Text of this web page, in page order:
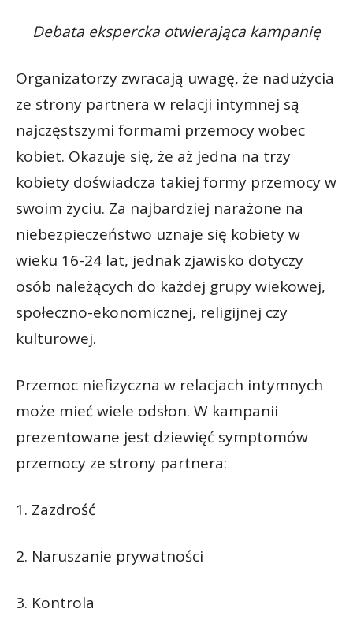
Debata ekspercka otwierająca kampanię
Organizatorzy zwracają uwagę, że nadużycia
ze strony partnera w relacji intymnej są
najczęstszymi formami przemocy wobec
kobiet. Okazuje się, że aż jedna na trzy
kobiety doświadcza takiej formy przemocy w
swoim życiu. Za najbardziej narażone na
niebezpieczeństwo uznaje się kobiety w
wieku 16-24 lat, jednak zjawisko dotyczy
osób należących do każdej grupy wiekowej,
społeczno-ekonomicznej, religijnej czy
kulturowej.
Przemoc niefizyczna w relacjach intymnych
może mieć wiele odsłon. W kampanii
prezentowane jest dziewięć symptomów
przemocy ze strony partnera:
1. Zazdrość
2. Naruszanie prywatności
3. Kontrola